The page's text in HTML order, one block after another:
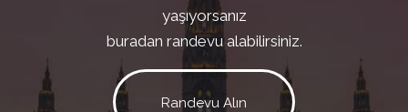
yaşıyorsanız
buradan randevu alabilirsiniz.
Randevu Alın